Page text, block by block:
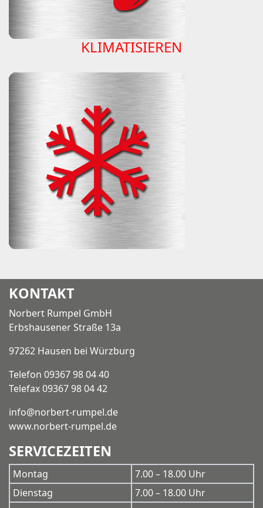
KLIMATISIEREN
KONTAKT
Norbert Rumpel GmbH
Erbshausener Straße 13a
97262 Hausen bei Würzburg
Telefon 09367 98 04 40
Telefax 09367 98 04 42
info@norbert-rumpel.de
www.norbert-rumpel.de
SERVICEZEITEN
Montag
7.00 – 18.00 Uhr
Dienstag
7.00 – 18.00 Uhr